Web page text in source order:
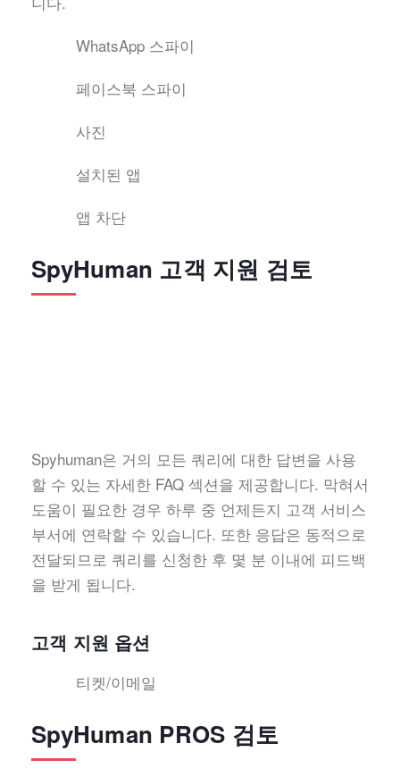
WhatsApp 스파이
페이스북 스파이
사진
설치된 앱
앱 차단
SpyHuman 고객 지원 검토
Spyhuman은 거의 모든 쿼리에 대한 답변을 사용
할 수 있는 자세한 FAQ 섹션을 제공합니다. 막혀서
도움이 필요한 경우 하루 중 언제든지 고객 서비스
부서에 연락할 수 있습니다. 또한 응답은 동적으로
전달되므로 쿼리를 신청한 후 몇 분 이내에 피드백
을 받게 됩니다.
고객 지원 옵션
티켓/이메일
SpyHuman PROS 검토